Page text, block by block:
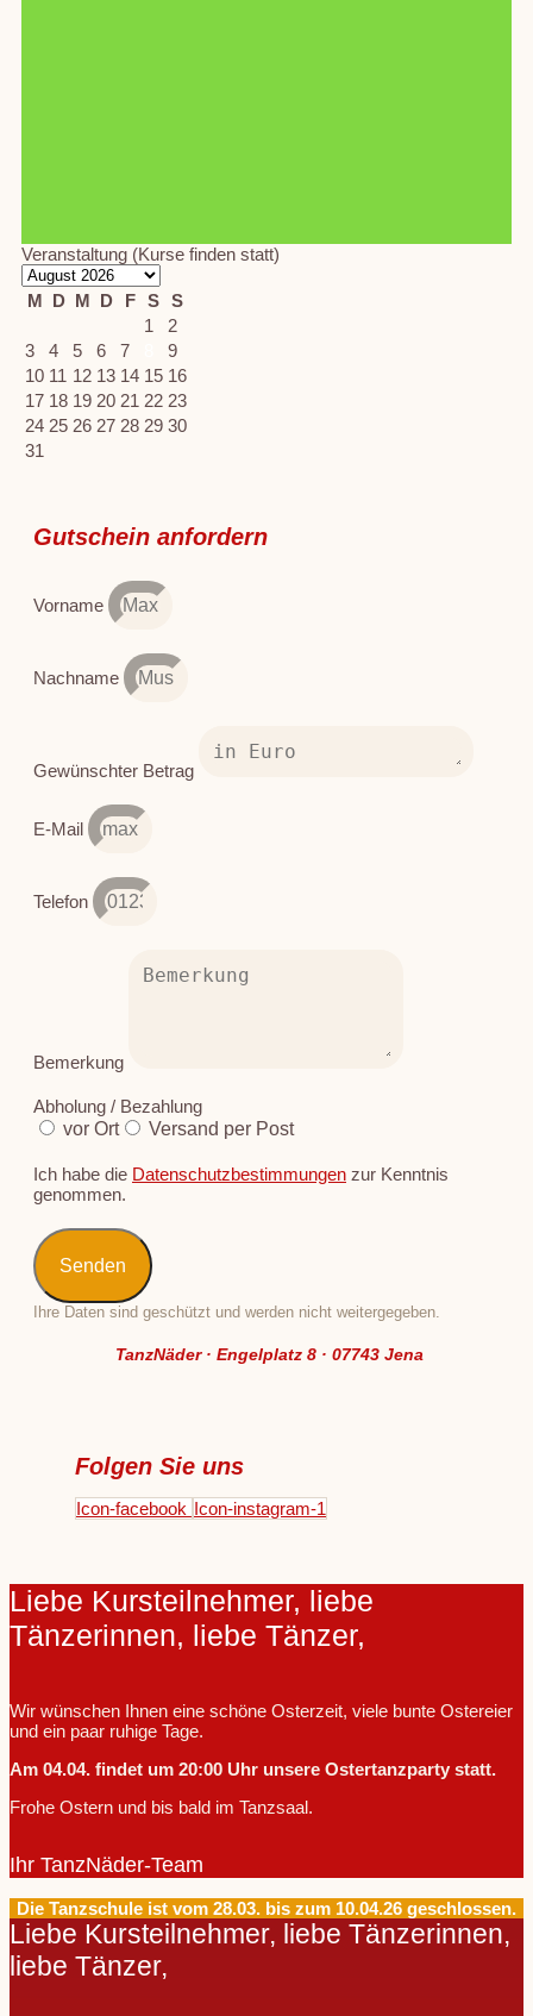
Veranstaltung (Kurse finden statt)
M D M D F S S
1
2
3
4 5 6 7
9
10 11 12 13 14 15 16
17 18 19 20 21 22 23
24 25 26 27 28 29 30
31
Gutschein anfordern
Vorname
Nachname
Gewünschter Betrag
E-Mail
Telefon
Bemerkung
Abholung / Bezahlung
vor Ort
Versand per Post
Ich habe die Datenschutzbestimmungen zur Kenntnis
genommen.
Senden
Ihre Daten sind geschützt und werden nicht weitergegeben.
TanzNäder · Engelplatz 8 · 07743 Jena
Folgen Sie uns
Icon-facebook Icon-instagram-1
Liebe Kursteilnehmer, liebe
Tänzerinnen, liebe Tänzer,
Wir wünschen Ihnen eine schöne Osterzeit, viele bunte Ostereier
und ein paar ruhige Tage.
Am 04.04. findet um 20:00 Uhr unsere Ostertanzparty statt.
Frohe Ostern und bis bald im Tanzsaal.
Ihr TanzNäder-Team
Die Tanzschule ist vom 28.03. bis zum 10.04.26 geschlossen.
Liebe Kursteilnehmer, liebe Tänzerinnen,
liebe Tänzer,